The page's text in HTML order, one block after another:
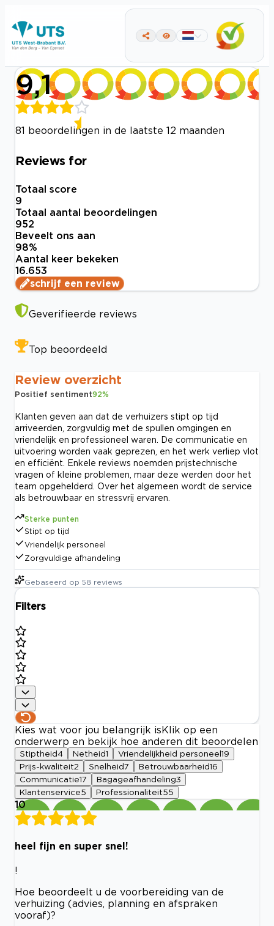
9,1
81 beoordelingen in de laatste 12 maanden
Reviews for
Totaal score
9
Totaal aantal beoordelingen
952
Beveelt ons aan
98%
Aantal keer bekeken
16.653
schrijf een review
Geverifieerde reviews
Top beoordeeld
Review overzicht
Positief sentiment92%
Klanten geven aan dat de verhuizers stipt op tijd
arriveerden, zorgvuldig met de spullen omgingen en
vriendelijk en professioneel waren. De communicatie en
uitvoering worden vaak geprezen, en het werk verliep vlot
en efficiënt. Enkele reviews noemden prijstechnische
vragen of kleine problemen, maar deze werden door het
team opgehelderd. Over het algemeen wordt de service
als betrouwbaar en stressvrij ervaren.
Sterke punten
Stipt op tijd
Vriendelijk personeel
Zorgvuldige afhandeling
Gebaseerd op 58 reviews
Filters
Kies wat voor jou belangrijk is Klik op een
onderwerp en bekijk hoe anderen dit beoordelen
Stiptheid4 Netheid1 Vriendelijkheid personeel 19
Prijs-kwaliteit2 Snelheid7 Betrouwbaarheid16
Communicatie17 Bagageafhandeling3
Klantenservice5 Professionaliteit55
10
heel fijn en super snel!
!
Hoe beoordeelt u de voorbereiding van de
verhuizing (advies, planning en afspraken
vooraf)?